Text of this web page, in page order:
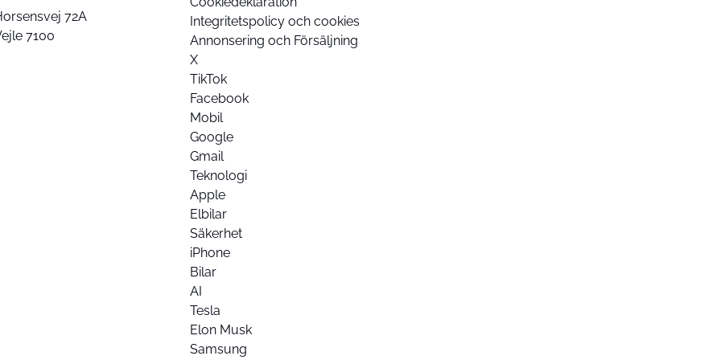
72A
7100
Integritetspolicy och cookies
Annonsering och Försäljning
X
TikTok
Facebook
Mobil
Google
Gmail
Teknologi
Apple
Elbilar
Säkerhet
iPhone
Bilar
AI
Tesla
Elon Musk
Samsung